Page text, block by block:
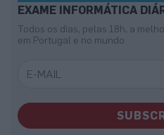
EXAME INFORMÁTICA
Todos os dias, pelas 18h, a
em Portugal e no mundo